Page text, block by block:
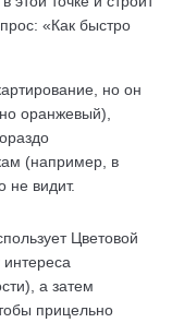
«Как быстро
но он
оранжевый),
(например, в
не видит.
Цветовой
а затем
прицельно